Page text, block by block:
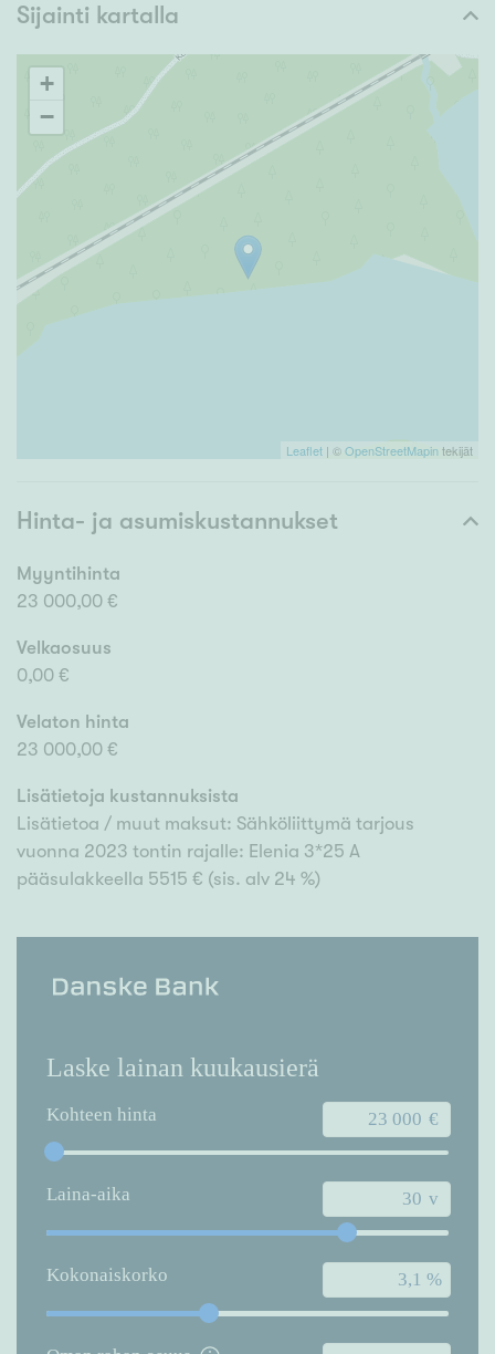
Sijainti kartalla
+
−
Leaflet | ©OpenStreetMapintekijät
Hinta- ja asumiskustannukset
Myyntihinta
23 000,00 €
Velkaosuus
0,00 €
Velaton hinta
23 000,00 €
Lisätietoja kustannuksista
Lisätietoa / muut maksut: Sähköliittymä tarjous
vuonna 2023 tontin rajalle: Elenia 3*25 A
pääsulakkeella 5515 € (sis. alv 24 %)